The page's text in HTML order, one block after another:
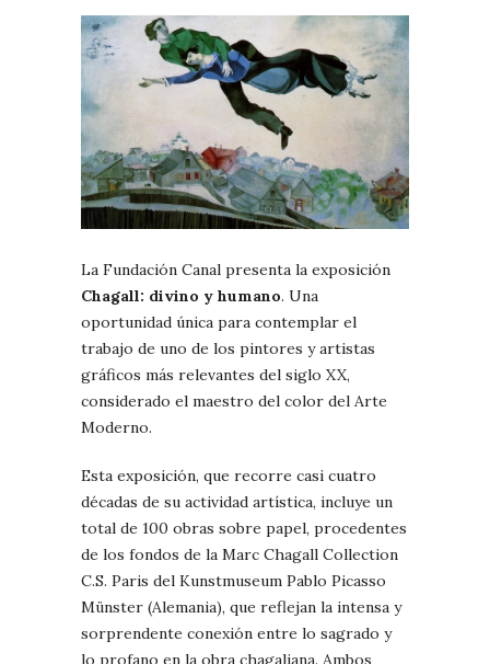
La Fundación Canal presenta la exposición
Chagall: divino y humano. Una
oportunidad única para contemplar el
trabajo de uno de los pintores y artistas
gráficos más relevantes del siglo XX,
considerado el maestro del color del Arte
Moderno.
Esta exposición, que recorre casi cuatro
décadas de su actividad artística, incluye un
total de 100 obras sobre papel, procedentes
de los fondos de la Marc Chagall Collection
C.S. Paris del Kunstmuseum Pablo Picasso
Münster (Alemania), que reflejan la intensa y
sorprendente conexión entre lo sagrado y
lo profano en la obra chagaliana. Ambos